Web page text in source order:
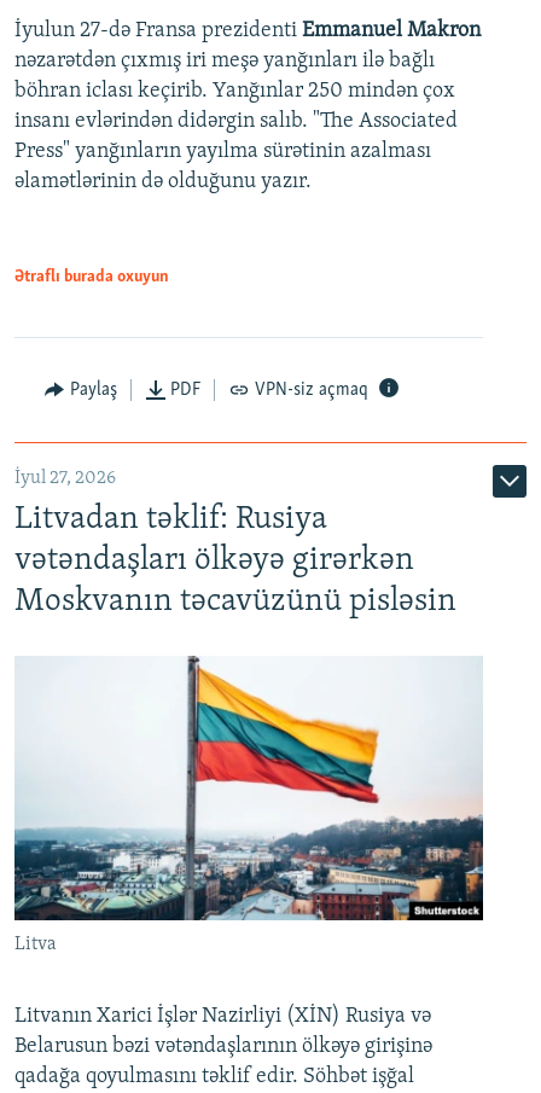
İyulun 27-də Fransa prezidenti Emmanuel Makron
nəzarətdən çıxmış iri meşə yanğınları ilə bağlı
böhran iclası keçirib. Yanğınlar 250 mindən çox
insanı evlərindən didərgin salıb. "The Associated
Press" yanğınların yayılma sürətinin azalması
əlamətlərinin də olduğunu yazır.
Ətraflı burada oxuyun
Paylaş PDF VPN-siz açmaq
İyul 27, 2026
Litvadan təklif: Rusiya
vətəndaşları ölkəyə girərkən
Moskvanın təcavüzünü pisləsin
Litva
Litvanın Xarici İşlər Nazirliyi (XİN) Rusiya və
Belarusun bəzi vətəndaşlarının ölkəyə girişinə
qadağa qoyulmasını təklif edir. Söhbət işğal